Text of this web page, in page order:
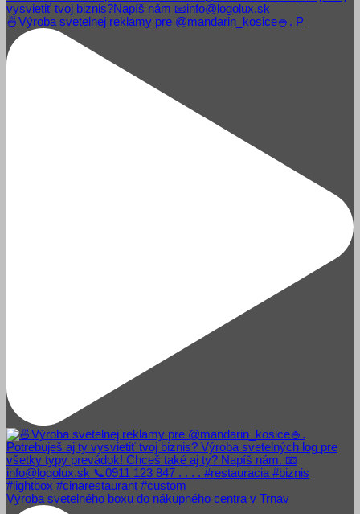
🍜Výroba svetelnej reklamy pre @mandarin_kosice🍚. P
Výroba svetelného boxu do nákupného centra v Trnav